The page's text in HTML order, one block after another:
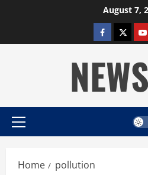
August 7,
facebooktwitter
Primary
Home pollution